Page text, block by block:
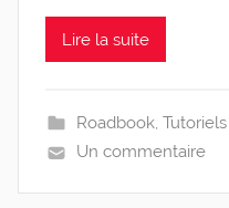
Lire la suite
Roadbook, Tutoriels
Un commentaire